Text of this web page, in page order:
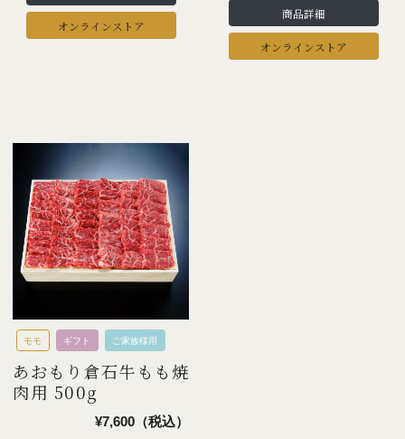
オンラインストア
商品詳細
オンラインストア
モモ ギフト ご家族様用
あおもり倉石牛もも焼
肉用 500g
¥7,600（税込）